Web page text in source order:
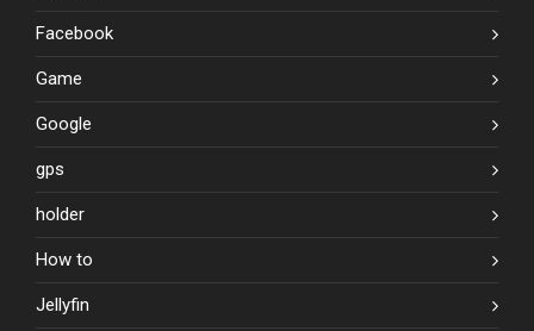
Facebook
Game
Google
gps
holder
How to
Jellyfin